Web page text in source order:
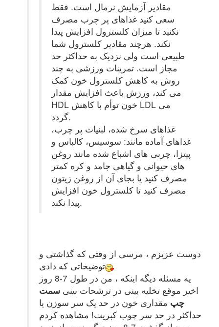
مقادیر آزمایش نرمال است. فقط
سعی کنید غذاهای پر چرب مصرف
نکنید تا میزان کلسترول افزایش پیدا
نکند. هرچند مقادیر کلسترول شما
طبیعی است ولی نزدیک به حداکثر حد
مجاز است. تمرینات ورزشی به چند
روش به کاهش کلسترول خون کمک
می کند، ورزش باعث افزایش مقدار
HDL خون توأم با کاهش LDL می
گردد.
غذاهای سرخ شده، لبنیات پر چرب،
غذاهای آماده مانند: سوسیس، کالباس و
پیتزا، چربی های اشباع شده مانند روغن
های حیوانی و گیاهی جامد و کره کمتر
مصرف کنید یا بجای آن از روغن زیتون
مصرف کنید تا کلسترول خون افزایش
پیدا نکند.
دوست عزیزم ، مرسی از وقتی که گذاشتی و
توضیحاتی که دادی
یه مسئله دیگه اینکه ، من در طول 7-8 روز
اخیر موقع تخلیه بینی در ترشحات بینی سمت
چپ مقداری خون در حد یک سر سوزن یا
حداکثر در حد سر چوب کبریت! مشاهده کردم